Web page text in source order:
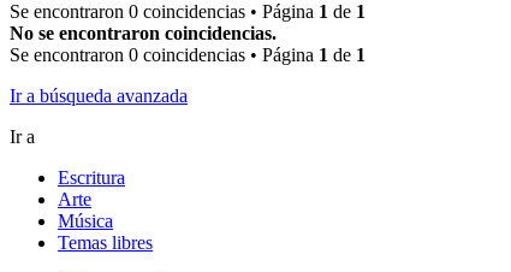
Se encontraron 0 coincidencias • Página 1 de 1
No se encontraron coincidencias.
Se encontraron 0 coincidencias • Página 1 de 1
Ir a búsqueda avanzada
Ir a
Escritura
Arte
Música
Temas libres